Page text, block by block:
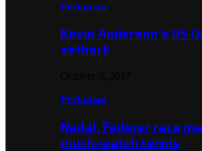
Pertanian
Kevin Anderson’s US
setback
Pertanian
Nadal, Federer race
much-watch tennis